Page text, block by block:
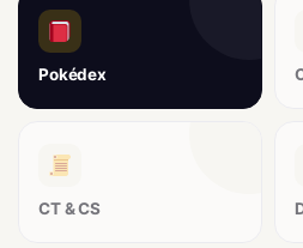
Pokédex
CT & CS